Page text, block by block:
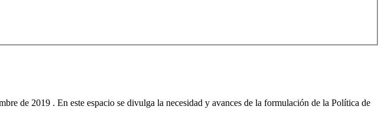
de 2019 . En este espacio se divulga la necesidad y avances de la formulación de la Política de